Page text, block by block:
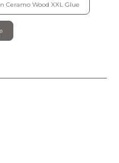
Ceramo Wood XXL Glue